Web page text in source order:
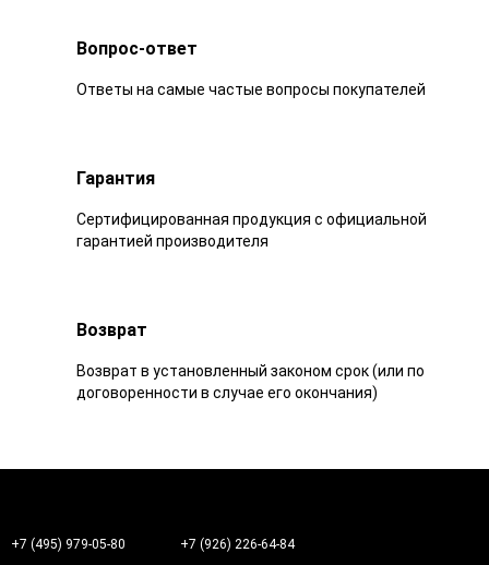
Вопрос-ответ
Ответы на самые частые вопросы покупателей
Гарантия
Сертифицированная продукция с официальной
гарантией производителя
Возврат
Возврат в установленный законом срок (или по
договоренности в случае его окончания)
+7 (495) 979-05-80 +7 (926) 226-64-84